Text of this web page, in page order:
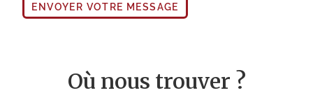
Où nous trouver ?